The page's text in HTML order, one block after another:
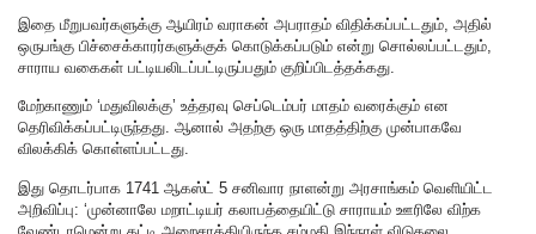
இதை மீறுபவர்களுக்கு ஆயிரம் வராகன் அபராதம் விதிக்கப்பட்டதும், அதில்
ஒருபங்கு பிச்சைக்காரர்களுக்குக் கொடுக்கப்படும் என்று சொல்லப்பட்டதும்,
சாராய வகைகள் பட்டியலிடப்பட்டிருப்பதும் குறிப்பிடத்தக்கது.
மேற்காணும் ‘மதுவிலக்கு’ உத்தரவு செப்டெம்பர் மாதம் வரைக்கும் என
தெரிவிக்கப்பட்டிருந்தது. ஆனால் அதற்கு ஒரு மாதத்திற்கு முன்பாகவே
விலக்கிக் கொள்ளப்பட்டது.
இது தொடர்பாக 1741 ஆகஸ்ட் 5 சனிவார நாளன்று அரசாங்கம் வெளியிட்ட
அறிவிப்பு: ‘முன்னாலே மறாட்டியர் கலாபத்தையிட்டு சாராயம் ஊரிலே விற்க